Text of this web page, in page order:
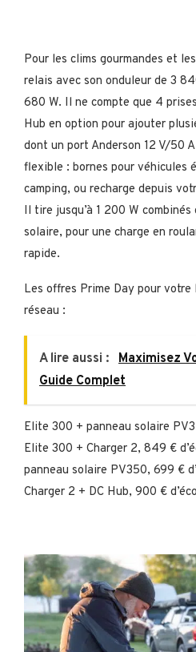
Pour les clims gourmandes et
relais avec son onduleur de 3
680 W. Il ne compte que 4
Hub en option pour ajouter
dont un port Anderson 12 V/50
flexible : bornes pour véhicules
camping, ou recharge depuis
Il tire jusqu’à 1 200 W
solaire, pour une charge en
rapide.
Les offres Prime Day pour
réseau :
A lire aussi : Maximisez
Guide Complet
Elite 300 + panneau solaire
Elite 300 + Charger 2, 849 €
panneau solaire PV350, 699 €
Charger 2 + DC Hub, 900 €